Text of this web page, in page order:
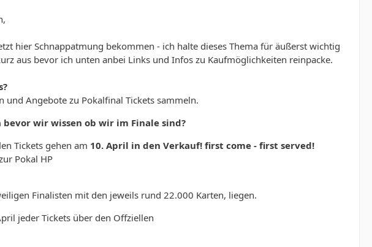
hier Schnappatmung bekommen - ich halte dieses Thema für äußerst wichtig
aus bevor ich unten anbei Links und Infos zu Kaufmöglichkeiten reinpacke.
und Angebote zu Pokalfinal Tickets sammeln.
bevor wir wissen ob wir im Finale sind?
Tickets gehen am 10. April in den Verkauf! first come - first served!
Pokal HP
Finalisten mit den jeweils rund 22.000 Karten, liegen.
jeder Tickets über den Offziellen